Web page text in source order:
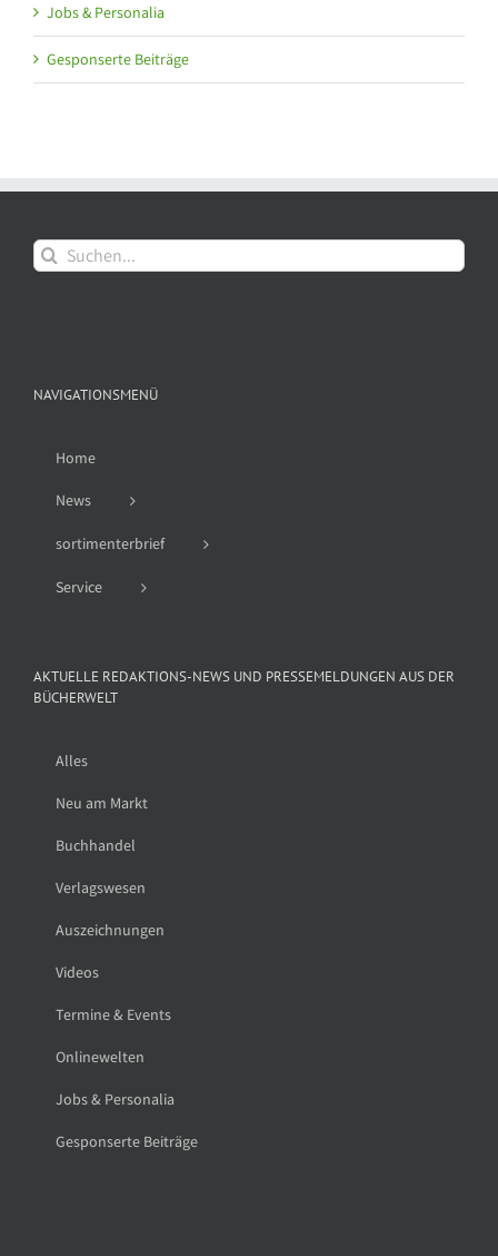
Jobs & Personalia
Gesponserte Beiträge
Suche
nach:
NAVIGATIONSMENÜ
Home
News
sortimenterbrief
Service
AKTUELLE REDAKTIONS-NEWS UND PRESSEMELDUNGEN AUS DER
BÜCHERWELT
Alles
Neu am Markt
Buchhandel
Verlagswesen
Auszeichnungen
Videos
Termine & Events
Onlinewelten
Jobs & Personalia
Gesponserte Beiträge